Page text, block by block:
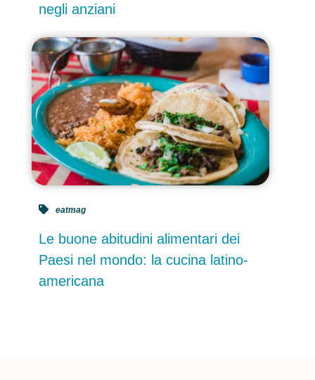
negli anziani
Le buone abitudini alimentari dei
Paesi nel mondo: la cucina latino-
americana
eatmag